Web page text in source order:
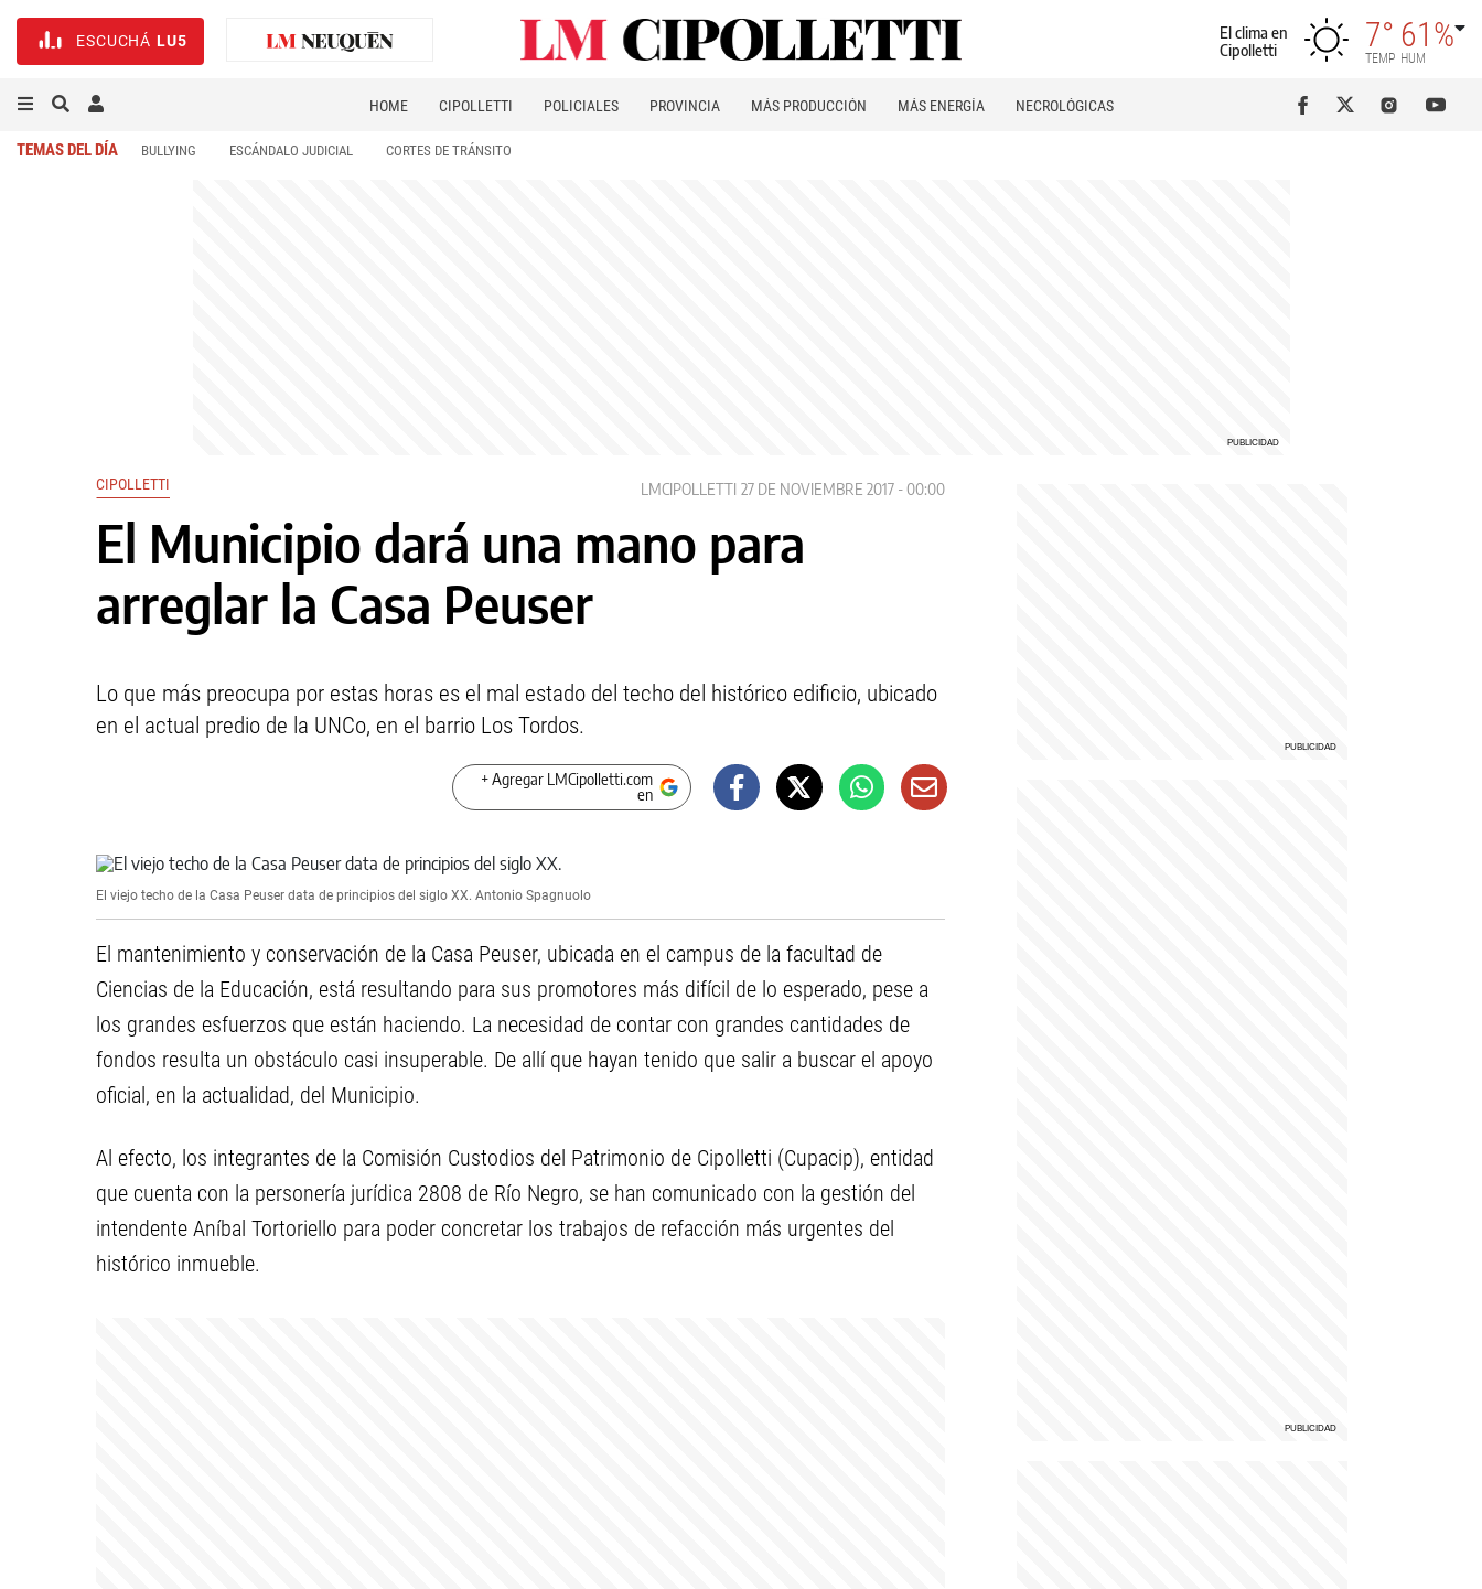
ESCUCHÁ LU5
El clima en
Cipolletti
7°
TEMP
61%
HUM
HOME CIPOLLETTI POLICIALES PROVINCIA MÁS PRODUCCIÓN MÁS ENERGÍA NECROLÓGICAS
TEMAS DEL DÍA BULLYING ESCÁNDALO JUDICIAL CORTES DE TRÁNSITO
CIPOLLETTI LMCIPOLLETTI 27 DE NOVIEMBRE 2017 - 00:00
El Municipio dará una mano para
arreglar la Casa Peuser
Lo que más preocupa por estas horas es el mal estado del techo del histórico edificio, ubicado
en el actual predio de la UNCo, en el barrio Los Tordos.
+ Agregar LMCipolletti.com
en
El viejo techo de la Casa Peuser data de principios del siglo XX. Antonio Spagnuolo
El mantenimiento y conservación de la Casa Peuser, ubicada en el campus de la facultad de
Ciencias de la Educación, está resultando para sus promotores más difícil de lo esperado, pese a
los grandes esfuerzos que están haciendo. La necesidad de contar con grandes cantidades de
fondos resulta un obstáculo casi insuperable. De allí que hayan tenido que salir a buscar el apoyo
oficial, en la actualidad, del Municipio.
Al efecto, los integrantes de la Comisión Custodios del Patrimonio de Cipolletti (Cupacip), entidad
que cuenta con la personería jurídica 2808 de Río Negro, se han comunicado con la gestión del
intendente Aníbal Tortoriello para poder concretar los trabajos de refacción más urgentes del
histórico inmueble.